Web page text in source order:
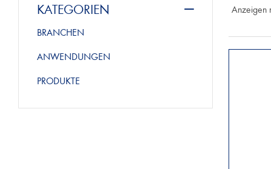
KATEGORIEN
BRANCHEN
ANWENDUNGEN
PRODUKTE
Anzeigen